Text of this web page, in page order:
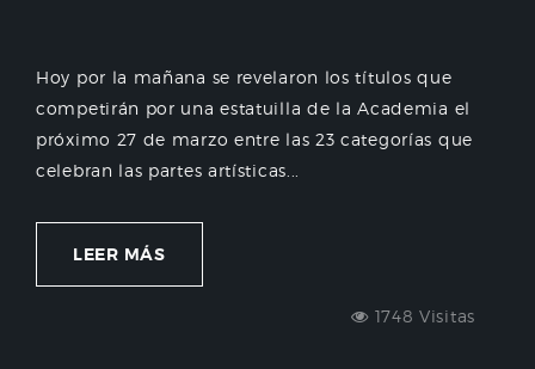
Hoy por la mañana se revelaron los títulos que
competirán por una estatuilla de la Academia el
próximo 27 de marzo entre las 23 categorías que
celebran las partes artísticas...
LEER MÁS
1748 Visitas